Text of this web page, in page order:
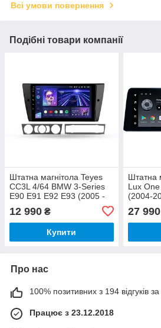
Всі умови повернення
Подібні товари компанії
Штатна магнітола Teyes
CC3L 4/64 BMW 3-Series
E90 E91 E92 E93 (2005 -
12 990 ₴
Купити
Штатна
Lux
(2004-
27 990
Про нас
100% позитивних з 194 відгуків за
Працює з 23.12.2018